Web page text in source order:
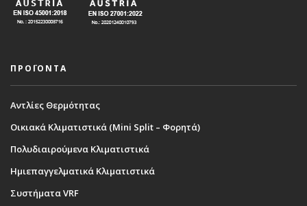
ΠΡΟΪΟΝΤΑ
Αντλίες Θερμότητας
Οικιακά Κλιματιστικά (Mini Split – Φορητά)
Πολυδιαιρούμενα Κλιματιστικά
Ημιεπαγγελματικά Κλιματιστικά
Συστήματα VRF